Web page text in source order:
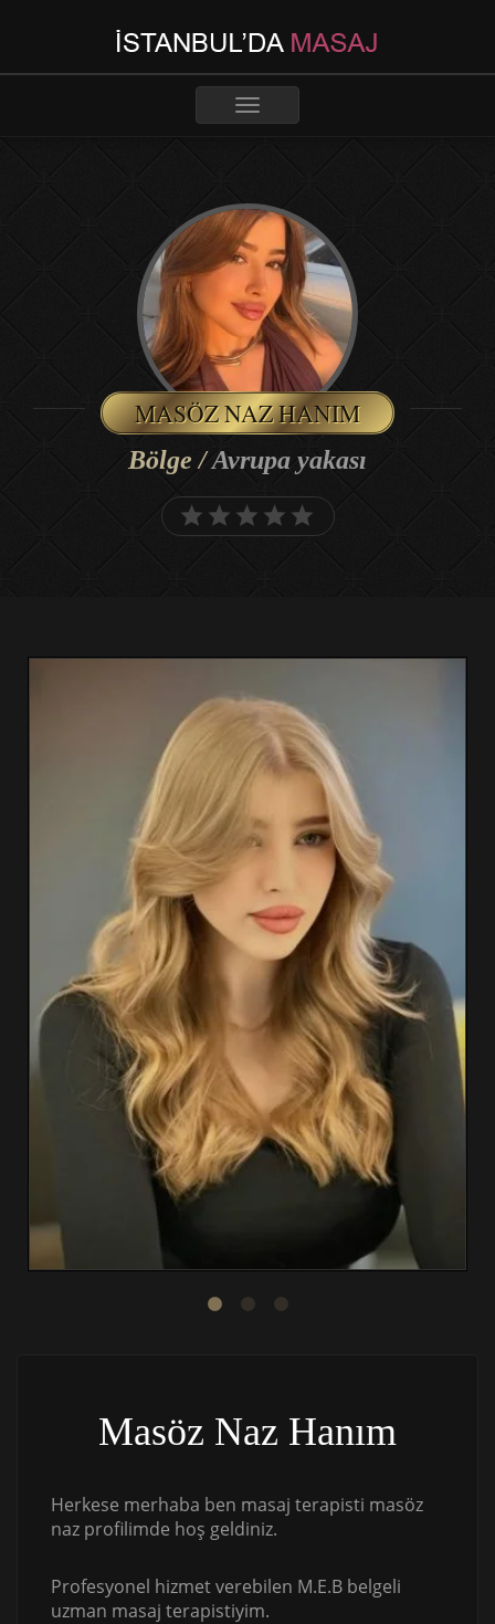
Toggle
MASÖZ NAZ HANIM
Bölge /Avrupa yakası
Masöz Naz Hanım
Herkese merhaba ben masaj terapisti masöz
naz profilimde hoş geldiniz.
Profesyonel hizmet verebilen M.E.B belgeli
uzman masaj terapistiyim.